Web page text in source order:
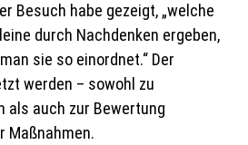
Besuch habe gezeigt, „welche
durch Nachdenken ergeben,
sie so einordnet.“ Der
werden – sowohl zu
als auch zur Bewertung
Maßnahmen.